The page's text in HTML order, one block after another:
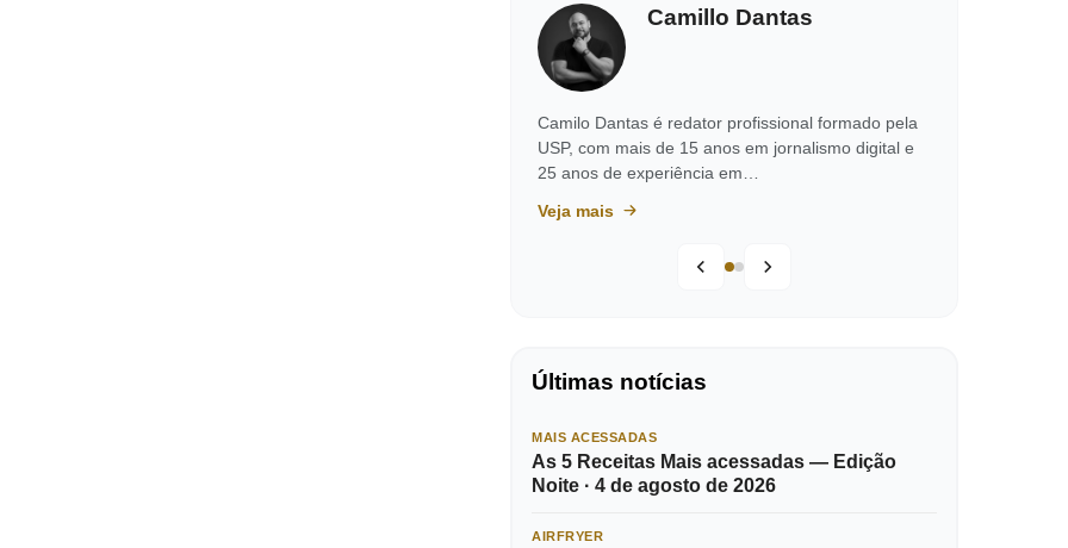
Camillo Dantas
Camilo Dantas é redator profissional formado pela
USP, com mais de 15 anos em jornalismo digital e
25 anos de experiência em…
Veja mais
Últimas notícias
MAIS ACESSADAS
As 5 Receitas Mais acessadas — Edição
Noite · 4 de agosto de 2026
AIRFRYER